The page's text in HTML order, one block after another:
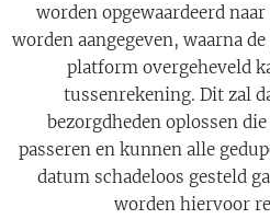
worden opgewaardeerd
worden aangegeven, waarna
platform overgeheveld
tussenrekening. Dit zal
bezorgdheden oplossen
passeren en kunnen alle
datum schadeloos gesteld
worden hiervoor